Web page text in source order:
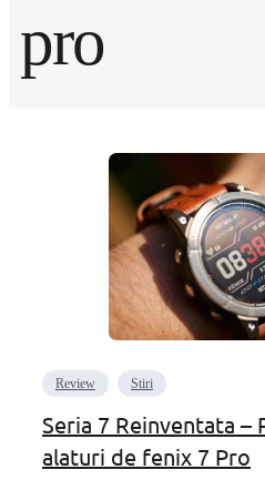
pro
Review Stiri
Seria 7 Reinventata –
alaturi de fenix 7 Pro